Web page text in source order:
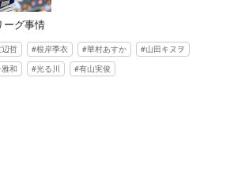
ーグ事情
哲 根岸季衣 華村あすか
山田キヌヲ
和 光る川 有山実俊